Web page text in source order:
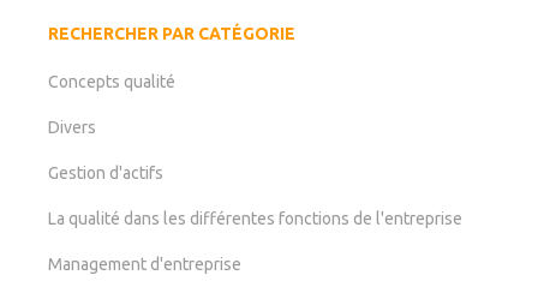
RECHERCHER PAR CATÉGORIE
Concepts qualité
Divers
Gestion d'actifs
La qualité dans les différentes fonctions de l'entreprise
Management d'entreprise